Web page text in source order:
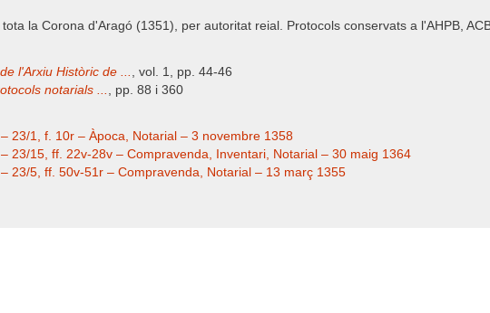
la Corona d'Aragó (1351), per autoritat reial. Protocols conservats a l'AHPB,
l'Arxiu Històric de ..., vol. 1, pp. 44-46
notarials ... , pp. 88 i 360
23/1, f. 10r – Àpoca, Notarial – 3 novembre 1358
23/15, ff. 22v-28v – Compravenda, Inventari, Notarial – 30 maig 1364
23/5, ff. 50v-51r – Compravenda, Notarial – 13 març 1355